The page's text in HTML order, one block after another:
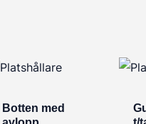
Botten med